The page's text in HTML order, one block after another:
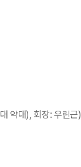
약대), 회장: 우린근)